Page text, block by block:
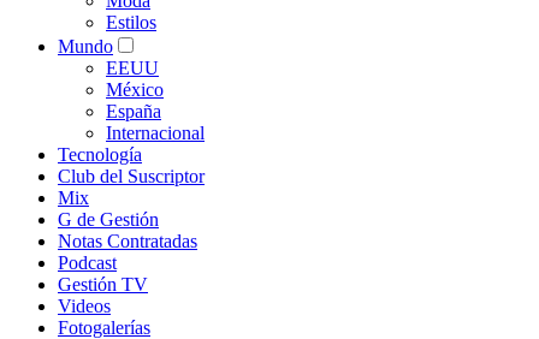
Estilos
Mundo
EEUU
México
España
Internacional
Tecnología
Club del Suscriptor
Mix
G de Gestión
Notas Contratadas
Podcast
Gestión TV
Videos
Fotogalerías